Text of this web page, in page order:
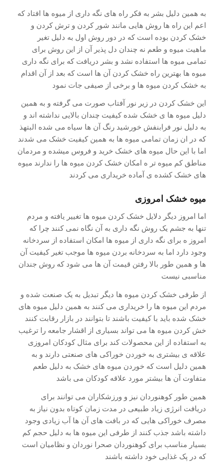
به همین دلیل بشر به فکر راه های نگه داری از میوه ها افتاد که
اعم این راه ها روش هایی مانند شور کردن و ترش کردن و
خشک کردن بوده است که در دور روش اول به دلیل تغیر
ماهیت میوه و طعم نه چندان دل پذیر آن از این روش برای
تمامی میوه ها استفاده نشد و بشر دریافت که برای نگه داری
میوه ها بهترین راه خشک کردن آن ها است که بعد از آن اقدام
به خشک کردن میوه ها و برخی از صیفی جات نمود
این خشک کردن در زیر نور آفتاب صورت می گرفته و به همین
دلیل میوه ها ی خشک شده کیفیت چندان بالایی نداشته اند و
به دلیل نور فرابنفش خورشید رنگ آن ها سیاه می شده البتهذ
که در ان زمان تمامی میوه ها به همین کیفیت خشک می شدند
اما با این حال میوه های خشک خرید و فروس میشده و مردمان
مناطق کم میوه تر ه امکان خشک کردن میوه ها را ندارند میوه
های خشک کشده ی آماده خریداری می کردند
میوه خشک امروزی
اما امروز دیگر دلایل خشک کردن میوه ها تغییر یافته و مردم
تنها به جشم یک روش نگه داری به آن نگاه نمی کنند چرا که
امروز ه برای نگه داری از میوه ها امکان استفاده از سردخانه
وجود دارد اما به سردخانه بردن میوه ها موجب تغیر کیفیت آن
ها و همین طور بالا رفتن قیمت آن ها می شود که روش جندان
مناسبی نیست
از طرفی خشک کردن میوه ها دیگر تبدیل به یک صنعت شده و
مردم این میوه ها را خریداری می کنند به همین دلیل میوه های
خشک شده باید با کیفیت باشند تا بتوانند در بازار رقابت کنند
خش کردن میوه ها می تواند بسیاری از اقشار جامعه را ترغیب
به استفاده از این محصولات کند برای مثال کودکان امروزی
علاقه ی بیشتری به خوردن خوراکی های صنعتی دارند و به
همین دلیل است که خوردن میوه های خشک به دلیل طعم
متفاوت آن ها بیشتر مورد علاقه کودکان می باشد
همین طور کوهنوردان نیز و ورزشکاران می توانند برای
دریافت انرژی زیاد طبیعی در مدت زمان کوتاه بدون نیاز به
مصرف خوراکی هایی که در بافت های آن ها آب زیادی وجود
داشته باشد جذب کنند از طرفی این میوه ها به دلیل حجم کم
بسیار مناسب برای کوهنوردان صحرا نوردان و نظامیان است
که در پک غذایی خود داشته باشند